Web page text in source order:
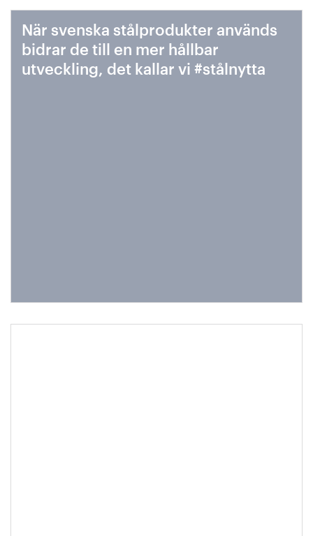
När svenska stålprodukter används
bidrar de till en mer hållbar
utveckling, det kallar vi #stålnytta